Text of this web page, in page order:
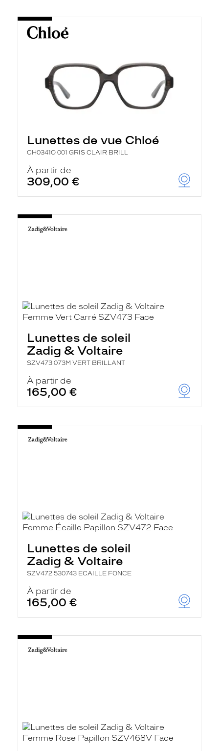
Lunettes de vue Chloé
CH0341O 001 GRIS CLAIR BRILL
À partir de
309,00 €
Lunettes de soleil
Zadig & Voltaire
SZV473 073M VERT BRILLANT
À partir de
165,00 €
Lunettes de soleil
Zadig & Voltaire
SZV472 530743 ECAILLE FONCE
À partir de
165,00 €